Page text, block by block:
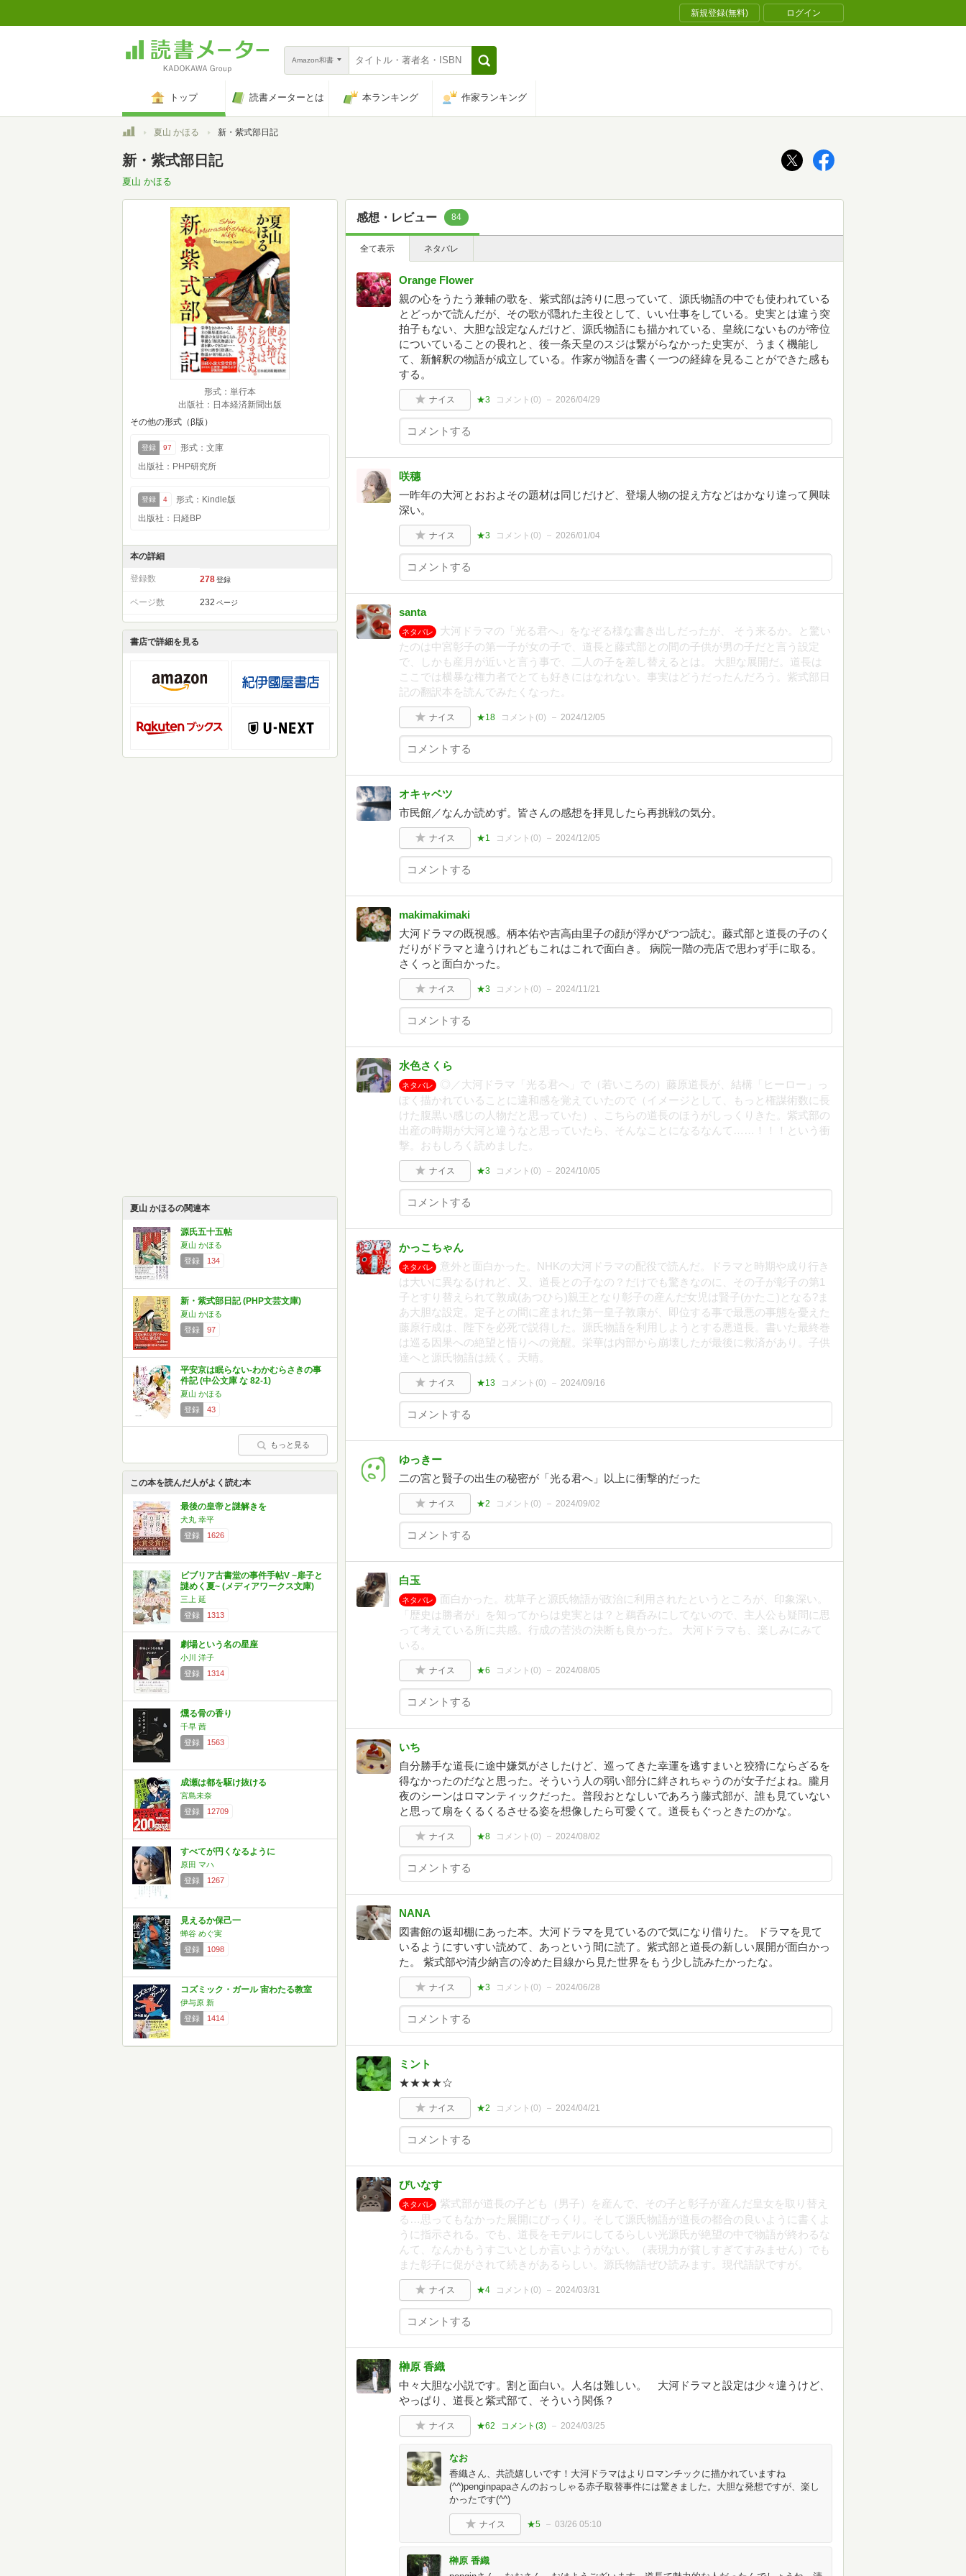
新規登録(無料) ログイン
Amazon和書
トップ 読書メーターとは 本ランキング 作家ランキング
トップ夏山 かほる 新・紫式部日記
新・紫式部日記
夏山 かほる
形式：単行本
出版社：日本経済新聞出版
その他の形式（β版）
登録 97
形式：文庫
出版社：PHP研究所
登録 4
形式：Kindle版
出版社：日経BP
本の詳細
登録数 278 登録
ページ数 232 ページ
書店で詳細を見る
夏山 かほるの関連本
源氏五十五帖
夏山 かほる
登録
134
新・紫式部日記 (PHP文芸文庫)
夏山 かほる
登録
97
平安京は眠らない-わかむらさきの事
件記 (中公文庫 な 82-1)
夏山 かほる
登録
43
もっと見る
この本を読んだ人がよく読む本
最後の皇帝と謎解きを
犬丸 幸平
登録
1626
ビブリア古書堂の事件手帖V ~扉子と
謎めく夏~ (メディアワークス文庫)
三上 延
登録
1313
劇場という名の星座
小川 洋子
登録
1314
燻る骨の香り
千早 茜
登録
1563
成瀬は都を駆け抜ける
宮島未奈
登録
12709
すべてが円くなるように
原田 マハ
登録
1267
見えるか保己一
蝉谷 めぐ実
登録
1098
コズミック・ガール 宙わたる教室
伊与原 新
登録
1414
感想・レビュー 84
全て表示 ネタバレ
Orange Flower
親の心をうたう兼輔の歌を、紫式部は誇りに思っていて、源氏物語の中でも使われている
とどっかで読んだが、その歌が隠れた主役として、いい仕事をしている。史実とは違う突
拍子もない、大胆な設定なんだけど、源氏物語にも描かれている、皇統にないものが帝位
についていることの畏れと、後一条天皇のスジは繋がらなかった史実が、うまく機能し
て、新解釈の物語が成立している。作家が物語を書く一つの経緯を見ることができた感も
する。
ナイス ★3 コメント(0) 2026/04/29
咲穗
一昨年の大河とおおよその題材は同じだけど、登場人物の捉え方などはかなり違って興味
深い。
ナイス ★3 コメント(0) 2026/01/04
santa
ネタバレ
大河ドラマの「光る君へ」をなぞる様な書き出しだったが、 そう来るか。と驚い
たのは中宮彰子の第一子が女の子で、道長と藤式部との間の子供が男の子だと言う設定
で、しかも産月が近いと言う事で、二人の子を差し替えるとは。 大胆な展開だ。道長は
ここでは横暴な権力者でとても好きにはなれない。事実はどうだったんだろう。紫式部日
記の翻訳本を読んでみたくなった。
ナイス ★18 コメント(0) 2024/12/05
オキャベツ
市民館／なんか読めず。皆さんの感想を拝見したら再挑戦の気分。
ナイス ★1 コメント(0) 2024/12/05
makimakimaki
大河ドラマの既視感。柄本佑や吉高由里子の顔が浮かびつつ読む。藤式部と道長の子のく
だりがドラマと違うけれどもこれはこれで面白き。 病院一階の売店で思わず手に取る。
さくっと面白かった。
ナイス ★3 コメント(0) 2024/11/21
水色さくら
ネタバレ
◎／大河ドラマ「光る君へ」で（若いころの）藤原道長が、結構「ヒーロー」っ
ぽく描かれていることに違和感を覚えていたので（イメージとして、もっと権謀術数に長
けた腹黒い感じの人物だと思っていた）、こちらの道長のほうがしっくりきた。紫式部の
出産の時期が大河と違うなと思っていたら、そんなことになるなんて……！！！という衝
撃。おもしろく読めました。
ナイス ★3 コメント(0) 2024/10/05
かっこちゃん
ネタバレ
意外と面白かった。NHKの大河ドラマの配役で読んだ。ドラマと時期や成り行き
は大いに異なるけれど、又、道長との子なの？だけでも驚きなのに、その子が彰子の第1
子とすり替えられて敦成(あつひら)親王となり彰子の産んだ女児は賢子(かたこ)となる?ま
あ大胆な設定。定子との間に産まれた第一皇子敦康が、即位する事で最悪の事態を憂えた
藤原行成は、陛下を必死で説得した。源氏物語を利用しようとする悪道長。書いた最終巻
は巡る因果への絶望と悟りへの覚醒。栄華は内部から崩壊したが最後に救済があり。子供
達へと源氏物語は続く。天晴。
ナイス ★13 コメント(0) 2024/09/16
ゆっきー
二の宮と賢子の出生の秘密が「光る君へ」以上に衝撃的だった
ナイス ★2 コメント(0) 2024/09/02
白玉
ネタバレ
面白かった。枕草子と源氏物語が政治に利用されたというところが、印象深い。
「歴史は勝者が」を知ってからは史実とは？と鵜呑みにしてないので、主人公も疑問に思
って考えている所に共感。行成の苦渋の決断も良かった。 大河ドラマも、楽しみにみて
いる。
ナイス ★6 コメント(0) 2024/08/05
いち
自分勝手な道長に途中嫌気がさしたけど、巡ってきた幸運を逃すまいと狡猾にならざるを
得なかったのだなと思った。そういう人の弱い部分に絆されちゃうのが女子だよね。朧月
夜のシーンはロマンティックだった。普段おとなしいであろう藤式部が、誰も見ていない
と思って扇をくるくるさせる姿を想像したら可愛くて。道長もぐっときたのかな。
ナイス ★8 コメント(0) 2024/08/02
NANA
図書館の返却棚にあった本。大河ドラマを見ているので気になり借りた。 ドラマを見て
いるようにすいすい読めて、あっという間に読了。紫式部と道長の新しい展開が面白かっ
た。 紫式部や清少納言の冷めた目線から見た世界をもう少し読みたかったな。
ナイス ★3 コメント(0) 2024/06/28
ミント
★★★★☆
ナイス ★2 コメント(0) 2024/04/21
びいなす
ネタバレ
紫式部が道長の子ども（男子）を産んで、その子と彰子が産んだ皇女を取り替え
る…思ってもなかった展開にびっくり。そして源氏物語が道長の都合の良いように書くよ
うに指示される。でも、道長をモデルにしてるらしい光源氏が絶望の中で物語が終わるな
んて、なんかもうすごいとしか言いようがない。（表現力が貧しすぎてすみません）でも
また彰子に促がされて続きがあるらしい。源氏物語ぜひ読みます。現代語訳ですが。
ナイス ★4 コメント(0) 2024/03/31
榊原 香織
中々大胆な小説です。割と面白い。人名は難しい。 大河ドラマと設定は少々違うけど、
やっぱり、道長と紫式部て、そういう関係？
ナイス ★62 コメント(3) 2024/03/25
なお
香織さん、共読嬉しいです！大河ドラマはよりロマンチックに描かれていますね
(^^)penginpapaさんのおっしゃる赤子取替事件には驚きました。大胆な発想ですが、楽し
かったです(^^)
ナイス ★5 03/26 05:10
榊原 香織